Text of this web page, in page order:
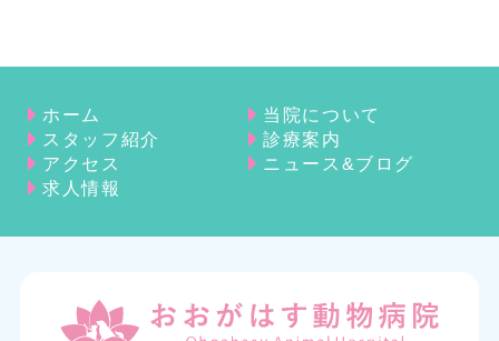
ホーム
当院について
スタッフ紹介
診療案内
アクセス
ニュース&ブログ
求人情報